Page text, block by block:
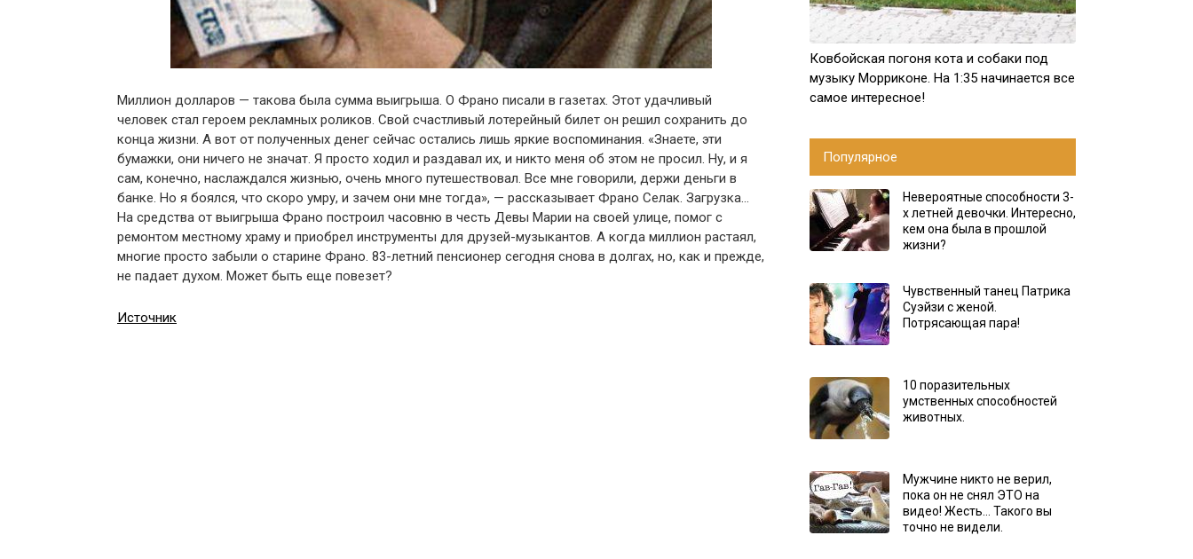
Миллион долларов — такова была сумма выигрыша. О Франо писали в газетах. Этот удачливый
человек стал героем рекламных роликов. Свой счастливый лотерейный билет он решил сохранить до
конца жизни. А вот от полученных денег сейчас остались лишь яркие воспоминания. «Знаете, эти
бумажки, они ничего не значат. Я просто ходил и раздавал их, и никто меня об этом не просил. Ну, и я
сам, конечно, наслаждался жизнью, очень много путешествовал. Все мне говорили, держи деньги в
банке. Но я боялся, что скоро умру, и зачем они мне тогда», — рассказывает Франо Селак. Загрузка…
На средства от выигрыша Франо построил часовню в честь Девы Марии на своей улице, помог с
ремонтом местному храму и приобрел инструменты для друзей-музыкантов. А когда миллион растаял,
многие просто забыли о старине Франо. 83-летний пенсионер сегодня снова в долгах, но, как и прежде,
не падает духом. Может быть еще повезет?
Источник
Ковбойская погоня кота и собаки под
музыку Морриконе. На 1:35 начинается все
самое интересное!
Популярное
Невероятные способности 3-
х летней девочки. Интересно,
кем она была в прошлой
жизни?
Чувственный танец Патрика
Суэйзи с женой.
Потрясающая пара!
10 поразительных
умственных способностей
животных.
Мужчине никто не верил,
пока он не снял ЭТО на
видео! Жесть… Такого вы
точно не видели.